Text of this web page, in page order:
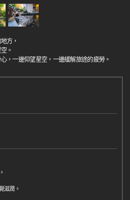
方，
。
，一邊仰望星空，一邊緩解旅途的疲勞。
滋潤。